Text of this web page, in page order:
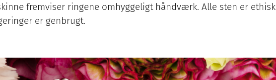
fremviser ringene omhyggeligt håndværk. Alle sten er ethisk
er genbrugt.